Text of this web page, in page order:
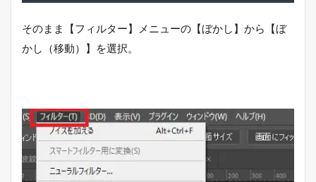
そのまま【フィルター】メニューの【ぼかし】から【ぼ
かし（移動）】を選択。